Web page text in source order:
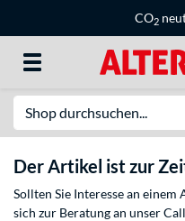
CO2
Der Artikel ist zur
Sollten Sie Interesse an
sich zur Beratung an unser